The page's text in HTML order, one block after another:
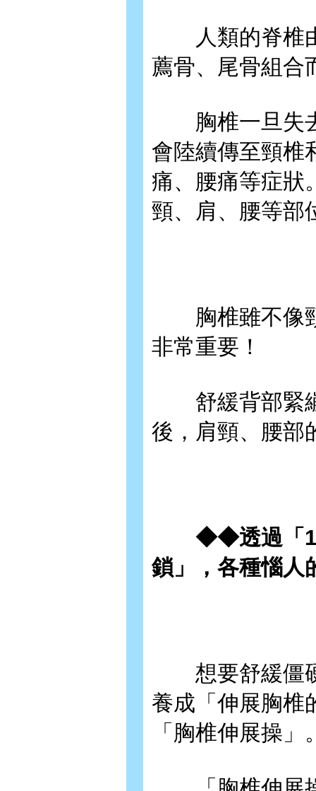
人類的脊椎由
薦骨、尾骨組合
胸椎一旦失去
會陸續傳至頸椎
痛、腰痛等症狀
頸、肩、腰等部
胸椎雖不像頸
非常重要！
舒緩背部緊繃
後，肩頸、腰部
◆◆透過「10
鎖」，各種惱人
想要舒緩僵硬
養成「伸展胸椎
「胸椎伸展操」